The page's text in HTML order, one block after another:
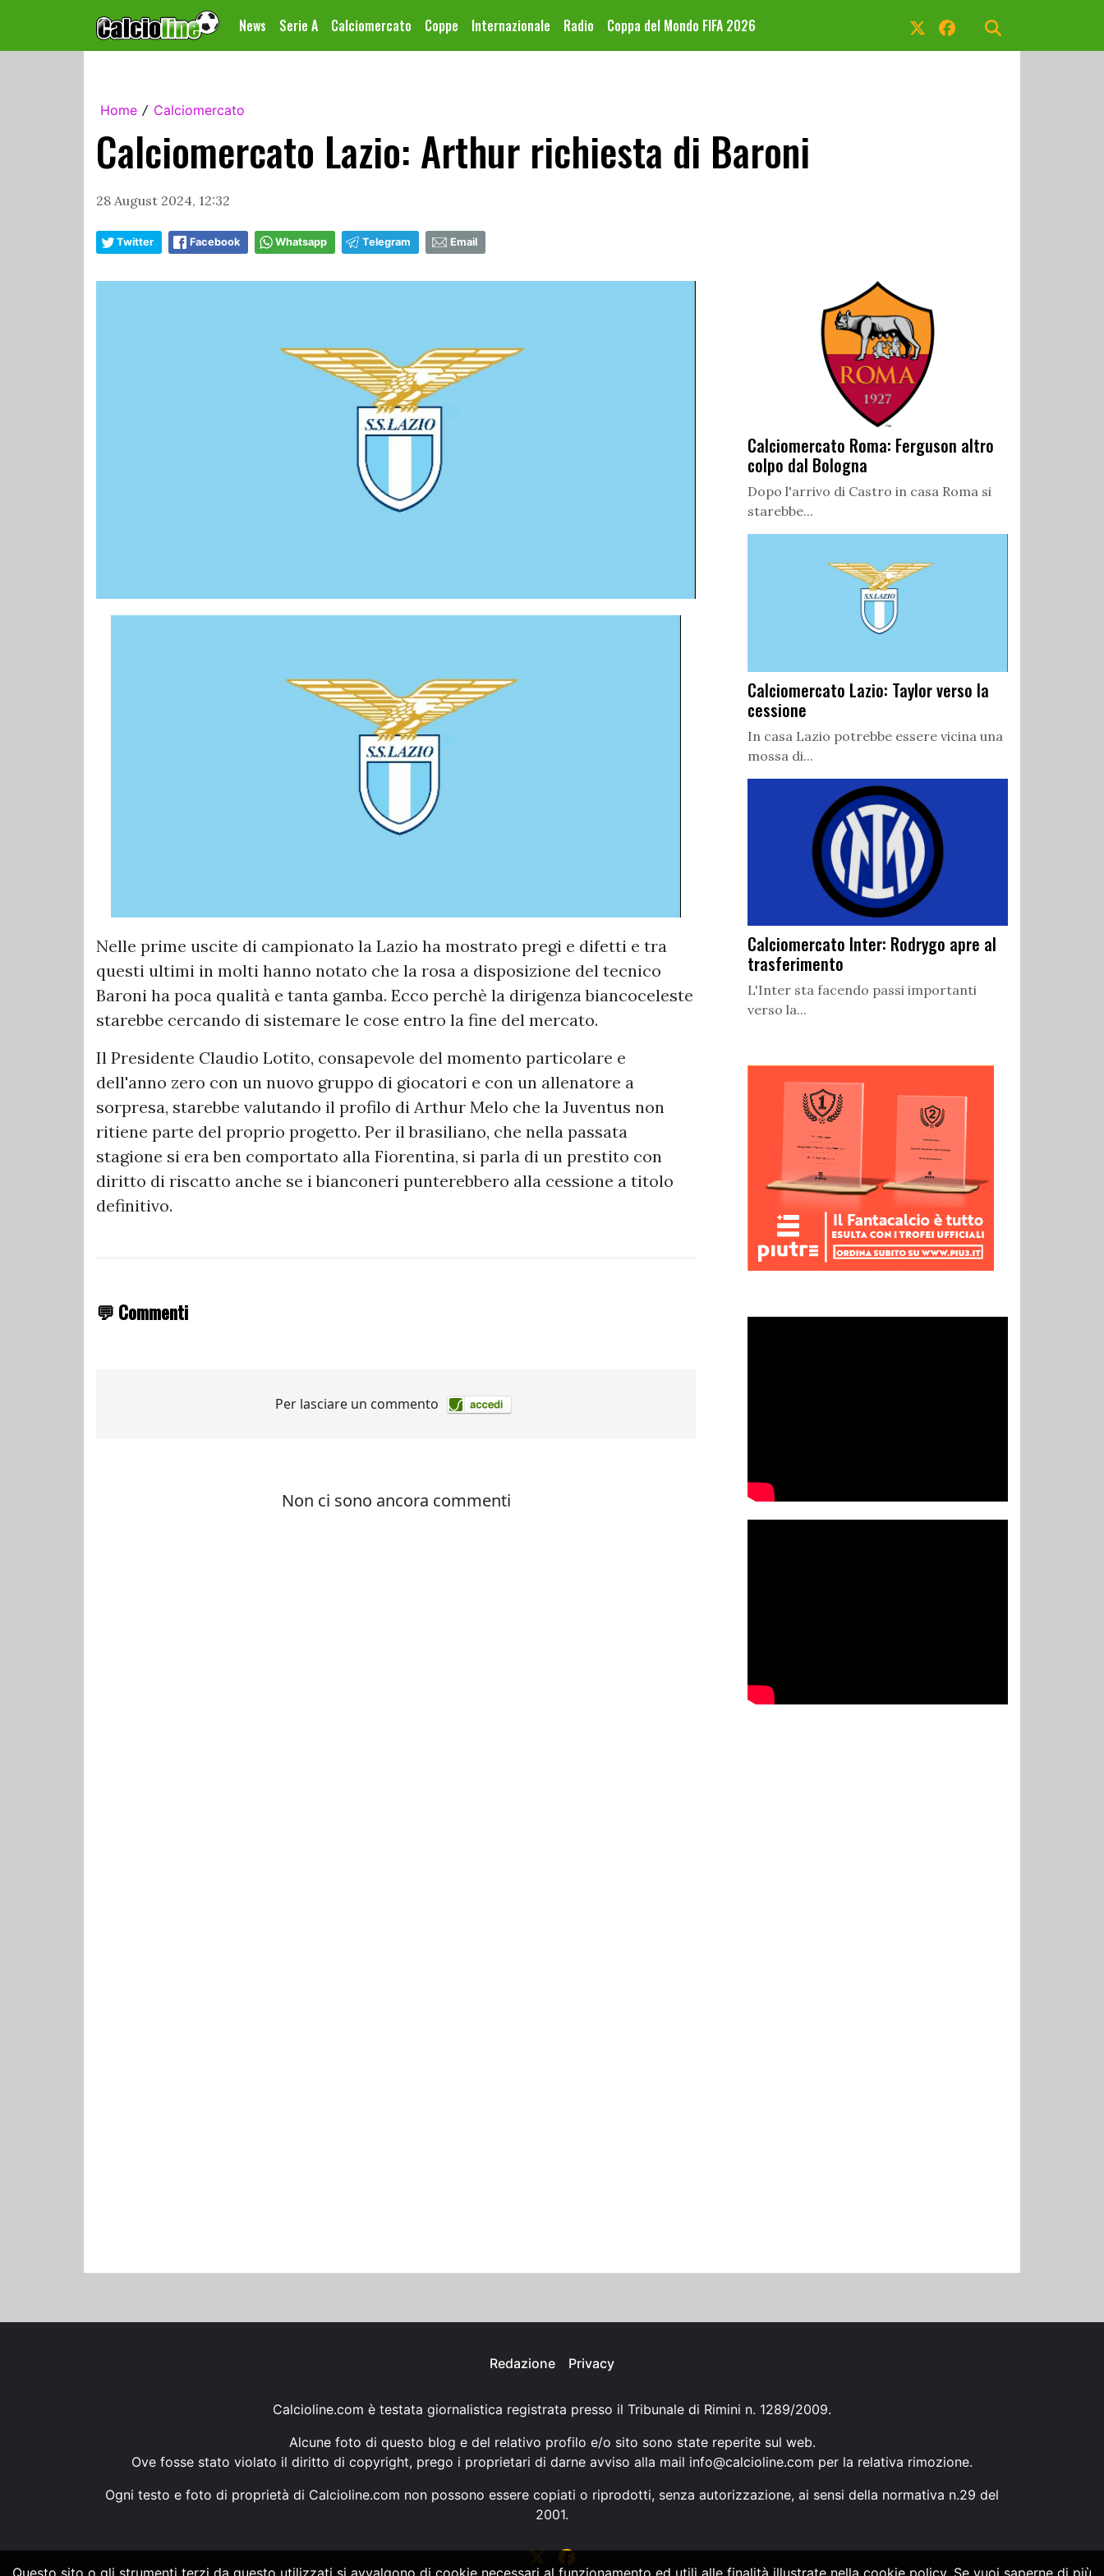
News Serie A Calciomercato Coppe Internazionale Radio Coppa del Mondo FIFA 2026
Home / Calciomercato
Calciomercato Lazio: Arthur richiesta di Baroni
28 August 2024, 12:32
Twitter Facebook Whatsapp Telegram Email
Nelle prime uscite di campionato la Lazio ha mostrato pregi e difetti e tra
questi ultimi in molti hanno notato che la rosa a disposizione del tecnico
Baroni ha poca qualità e tanta gamba. Ecco perchè la dirigenza biancoceleste
starebbe cercando di sistemare le cose entro la fine del mercato.
Il Presidente Claudio Lotito, consapevole del momento particolare e
dell'anno zero con un nuovo gruppo di giocatori e con un allenatore a
sorpresa, starebbe valutando il profilo di Arthur Melo che la Juventus non
ritiene parte del proprio progetto. Per il brasiliano, che nella passata
stagione si era ben comportato alla Fiorentina, si parla di un prestito con
diritto di riscatto anche se i bianconeri punterebbero alla cessione a titolo
definitivo.
💬 Commenti
Calciomercato Roma: Ferguson altro
colpo dal Bologna
Dopo l'arrivo di Castro in casa Roma si
starebbe...
Calciomercato Lazio: Taylor verso la
cessione
In casa Lazio potrebbe essere vicina una
mossa di...
Calciomercato Inter: Rodrygo apre al
trasferimento
L'Inter sta facendo passi importanti
verso la...
Redazione Privacy
Calcioline.com è testata giornalistica registrata presso il Tribunale di Rimini n. 1289/2009.
Alcune foto di questo blog e del relativo profilo e/o sito sono state reperite sul web.
Ove fosse stato violato il diritto di copyright, prego i proprietari di darne avviso alla mail info@calcioline.com per la relativa rimozione.
Ogni testo e foto di proprietà di Calcioline.com non possono essere copiati o riprodotti, senza autorizzazione, ai sensi della normativa n.29 del
2001.
Questo sito o gli strumenti terzi da questo utilizzati si avvalgono di cookie necessari al funzionamento ed utili alle finalità illustrate nella cookie policy. Se vuoi saperne di più